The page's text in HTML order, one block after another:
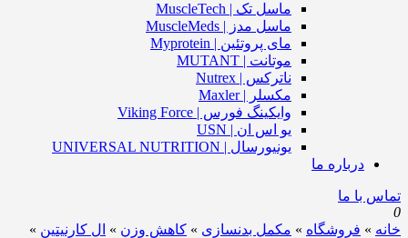
ماسل تک | MuscleTech
ماسل مدز | MuscleMeds
مای پروتئین | Myprotein
موتانت | MUTANT
ناترکس | Nutrex
مکسلر | Maxler
وایکینگ فورس | Viking Force
یو اس ان | USN
یونیورسال | UNIVERSAL NUTRITION
درباره ما
تماس با ما
0
خانه » فروشگاه » مکمل بدنسازی » کاهش وزن » ال کارنیتین »